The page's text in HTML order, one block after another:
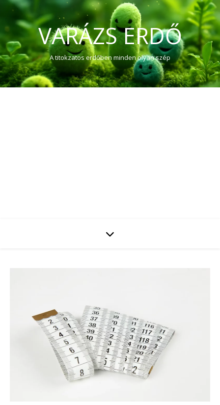
VARÁZS ERDŐ
A titokzatos erdőben minden olyan szép